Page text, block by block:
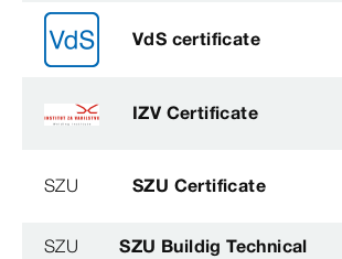
VdS certificate
IZV Certificate
SZU SZU Certificate
SZU
SZU Buildig Technical